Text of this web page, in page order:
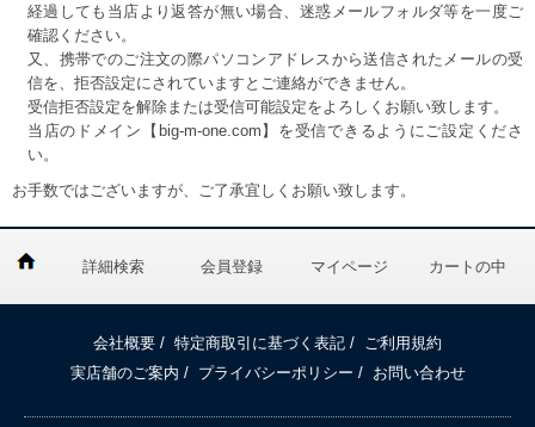
経過しても当店より返答が無い場合、迷惑メールフォルダ等を一度ご
確認ください。
又、携帯でのご注文の際パソコンアドレスから送信されたメールの受
信を、拒否設定にされていますとご連絡ができません。
受信拒否設定を解除または受信可能設定をよろしくお願い致します。
当店のドメイン【big-m-one.com】を受信できるようにご設定くださ
い。
お手数ではございますが、ご了承宜しくお願い致します。
詳細検索 会員登録 マイページ カートの中
会社概要 / 特定商取引に基づく表記 /
ご利用規約
実店舗のご案内 / プライバシーポリシー / お問い合わせ